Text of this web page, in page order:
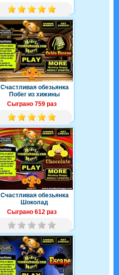
Счастливая обезьянка
Побег из хижины
Сыграно 759 раз
Счастливая обезьянка
Шоколад
Сыграно 612 раз